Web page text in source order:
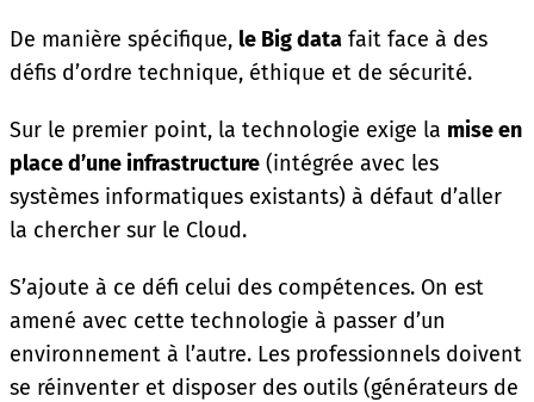
De manière spécifique, le Big data fait face à des
défis d’ordre technique, éthique et de sécurité.
Sur le premier point, la technologie exige la mise en
place d’une infrastructure (intégrée avec les
systèmes informatiques existants) à défaut d’aller
la chercher sur le Cloud.
S’ajoute à ce défi celui des compétences. On est
amené avec cette technologie à passer d’un
environnement à l’autre. Les professionnels doivent
se réinventer et disposer des outils (générateurs de